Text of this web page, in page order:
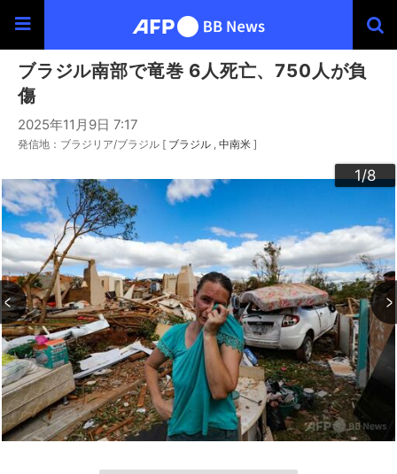
ブラジル南部で竜巻 6人死亡、750人が負
傷
2025年11月9日 7:17
発信地：ブラジリア/ブラジル [ ブラジル 中南米 ]
1/8
2/8
3/8
4/8
5/8
6/8
7/8
8/8